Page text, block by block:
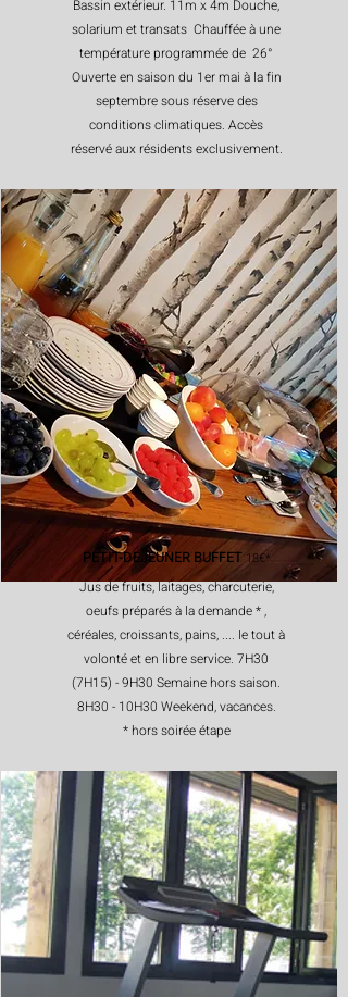
Bassin extérieur. 11m x 4m Douche,
solarium et transats Chauffée à une
température programmée de 26°
Ouverte en saison du 1er mai à la fin
septembre sous réserve des
conditions climatiques. Accès
réservé aux résidents exclusivement.
PETIT-DEJEUNER BUFFET 18€*
Jus de fruits, laitages, charcuterie,
oeufs préparés à la demande * ,
céréales, croissants, pains, .... le tout à
volonté et en libre service. 7H30
(7H15) - 9H30 Semaine hors saison.
8H30 - 10H30 Weekend, vacances.
* hors soirée étape